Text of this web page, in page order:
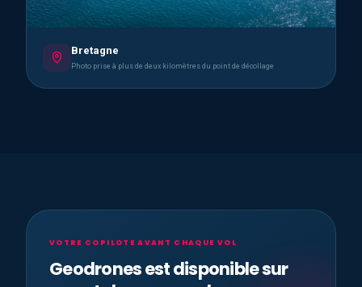
Bretagne
Photo prise à plus de deux kilomètres du point de décollage
VOTRE COPILOTE AVANT CHAQUE VOL
Geodrones est disponible sur